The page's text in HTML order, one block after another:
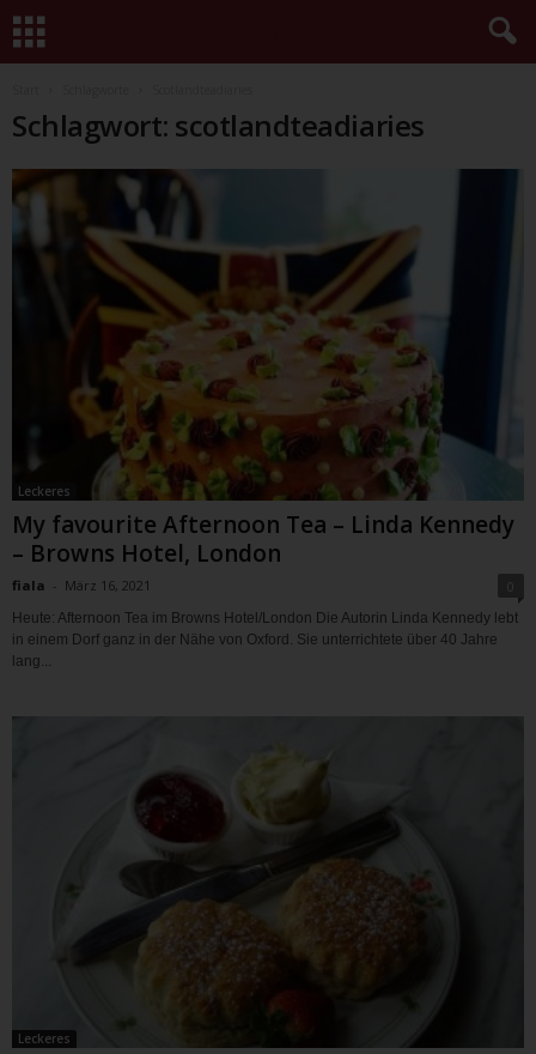
Schlagwort: scotlandteadiaries
Leckeres
My favourite Afternoon Tea – Linda Kennedy
– Browns Hotel, London
fiala - März 16, 2021
Heute: Afternoon Tea im Browns Hotel/London Die Autorin Linda Kennedy lebt
in einem Dorf ganz in der Nähe von Oxford. Sie unterrichtete über 40 Jahre
lang...
Leckeres